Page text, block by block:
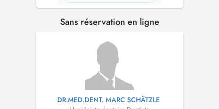
Sans réservation en ligne
DR.MED.DENT. MARC SCHÄTZLE